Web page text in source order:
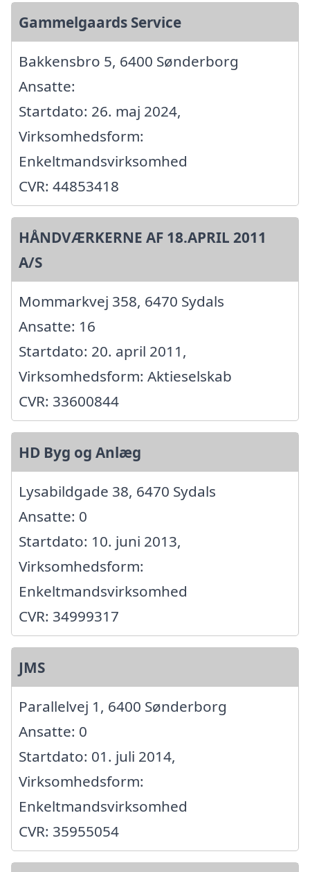
Gammelgaards Service
Bakkensbro 5, 6400 Sønderborg
Ansatte:
Startdato: 26. maj 2024,
Virksomhedsform:
Enkeltmandsvirksomhed
CVR: 44853418
HÅNDVÆRKERNE AF 18.APRIL 2011
A/S
Mommarkvej 358, 6470 Sydals
Ansatte: 16
Startdato: 20. april 2011,
Virksomhedsform: Aktieselskab
CVR: 33600844
HD Byg og Anlæg
Lysabildgade 38, 6470 Sydals
Ansatte: 0
Startdato: 10. juni 2013,
Virksomhedsform:
Enkeltmandsvirksomhed
CVR: 34999317
JMS
Parallelvej 1, 6400 Sønderborg
Ansatte: 0
Startdato: 01. juli 2014,
Virksomhedsform:
Enkeltmandsvirksomhed
CVR: 35955054